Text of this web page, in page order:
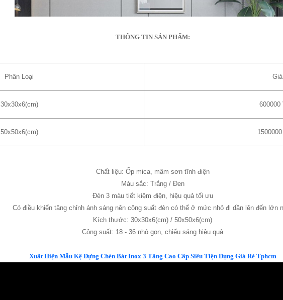
THÔNG TIN SẢN PHẨM:
Phân Loại Giá
30x30x6(cm) 600000
50x50x6(cm)
Chất liệu: Ốp mica, mâm sơn tĩnh điện
Màu sắc: Trắng / Đen
Đèn 3 màu tiết kiệm điện, hiệu quả tối ưu
Có điều khiển tăng chỉnh ánh sáng nên công suất đèn có thể ở mức nhỏ đi dần lên đến lớn
Kích thước: 30x30x6(cm) / 50x50x6(cm)
Công suất: 18 - 36 nhỏ gọn, chiếu sáng hiệu quả
Xuất Hiện Mẫu Kệ Đựng Chén Bát Inox 3 Tầng Cao Cấp Siêu Tiện Dụng Giá Rẻ Tphcm